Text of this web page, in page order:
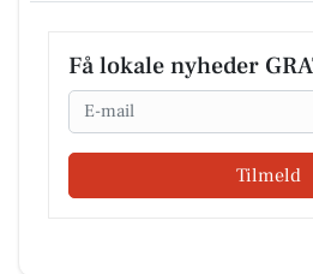
Få lokale nyheder
Email
Tilmeld